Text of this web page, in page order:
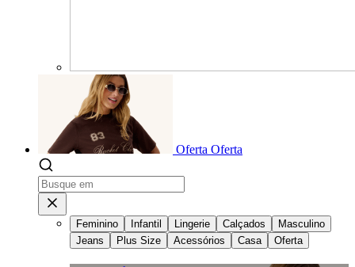
Oferta Oferta
Feminino Infantil Lingerie Calçados
Masculino
Jeans
Plus Size Acessórios Casa Oferta